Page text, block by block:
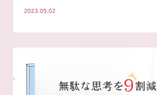
2023.05.02